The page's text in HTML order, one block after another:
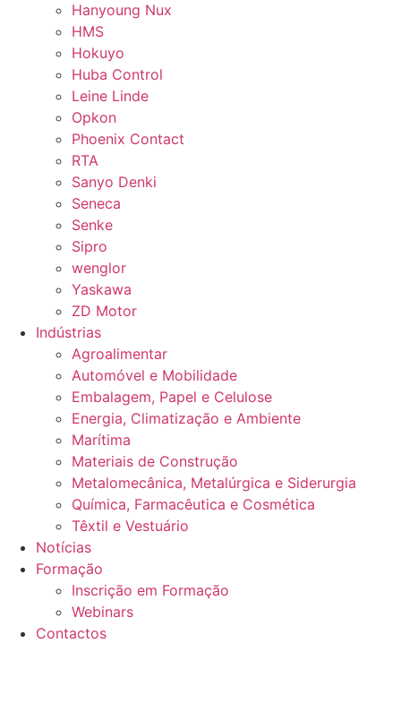
Hanyoung Nux
HMS
Hokuyo
Huba Control
Leine Linde
Opkon
Phoenix Contact
RTA
Sanyo Denki
Seneca
Senke
Sipro
wenglor
Yaskawa
ZD Motor
Indústrias
Agroalimentar
Automóvel e Mobilidade
Embalagem, Papel e Celulose
Energia, Climatização e Ambiente
Marítima
Materiais de Construção
Metalomecânica, Metalúrgica e Siderurgia
Química, Farmacêutica e Cosmética
Têxtil e Vestuário
Notícias
Formação
Inscrição em Formação
Webinars
Contactos